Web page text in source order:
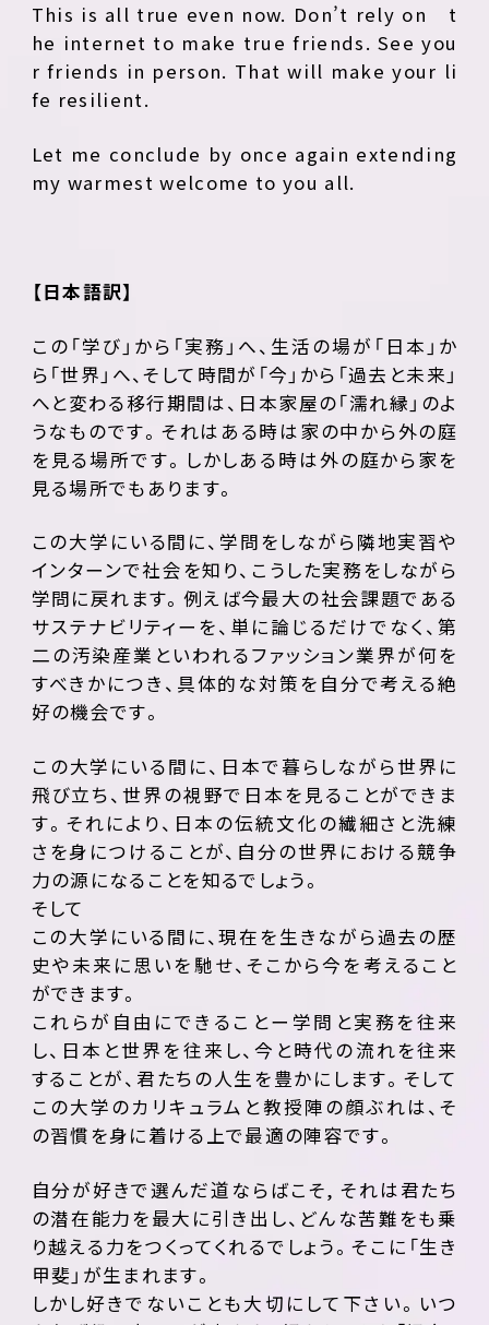
This is all true even now. Don’t rely on t
he internet to make true friends. See you
r friends in person. That will make your li
fe resilient.
Let me conclude by once again extending
my warmest welcome to you all.
【日本語訳】
この「学び」から「実務」へ、生活の場が「日本」か
ら「世界」へ、そして時間が「今」から「過去と未来」
へと変わる移行期間は、日本家屋の「濡れ縁」のよ
うなものです。それはある時は家の中から外の庭
を見る場所です。しかしある時は外の庭から家を
見る場所でもあります。
この大学にいる間に、学問をしながら隣地実習や
インターンで社会を知り、こうした実務をしながら
学問に戻れます。例えば今最大の社会課題である
サステナビリティーを、単に論じるだけでなく、第
二の汚染産業といわれるファッション業界が何を
すべきかにつき、具体的な対策を自分で考える絶
好の機会です。
この大学にいる間に、日本で暮らしながら世界に
飛び立ち、世界の視野で日本を見ることができま
す。それにより、日本の伝統文化の繊細さと洗練
さを身につけることが、自分の世界における競争
力の源になることを知るでしょう。
そして
この大学にいる間に、現在を生きながら過去の歴
史や未来に思いを馳せ、そこから今を考えること
ができます。
これらが自由にできることー学問と実務を往来
し、日本と世界を往来し、今と時代の流れを往来
することが、君たちの人生を豊かにします。そして
この大学のカリキュラムと教授陣の顔ぶれは、そ
の習慣を身に着ける上で最適の陣容です。
自分が好きで選んだ道ならばこそ, それは君たち
の潜在能力を最大に引き出し、どんな苦難をも乗
り越える力をつくってくれるでしょう。そこに「生き
甲斐」が生まれます。
しかし好きでないことも大切にして下さい。いつ